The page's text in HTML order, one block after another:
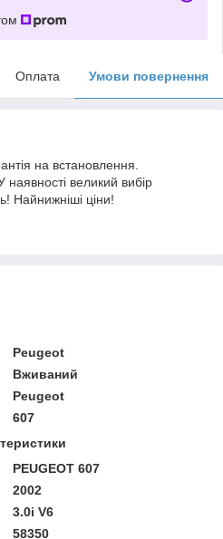
Оплата Умови повернення
на встановлення.
наявності великий вибір
Найнижніші ціни!
Peugeot
Вживаний
Peugeot
607
PEUGEOT 607
2002
3.0i V6
58350